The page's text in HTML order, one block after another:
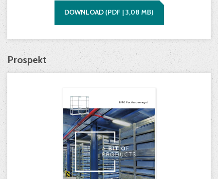
DOWNLOAD (PDF | 3,08 MB)
Prospekt